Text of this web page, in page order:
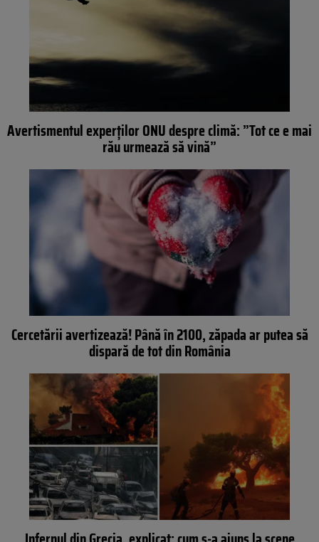
Avertismentul experților ONU despre climă: ”Tot ce e mai
rău urmează să vină”
Cercetării avertizează! Până în 2100, zăpada ar putea să
dispară de tot din România